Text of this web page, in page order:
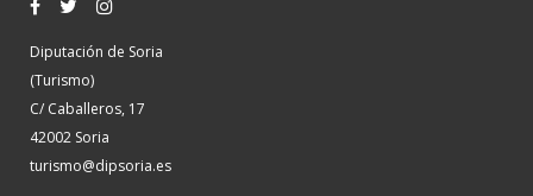
Diputación de Soria
(Turismo)
C/ Caballeros, 17
42002 Soria
turismo@dipsoria.es